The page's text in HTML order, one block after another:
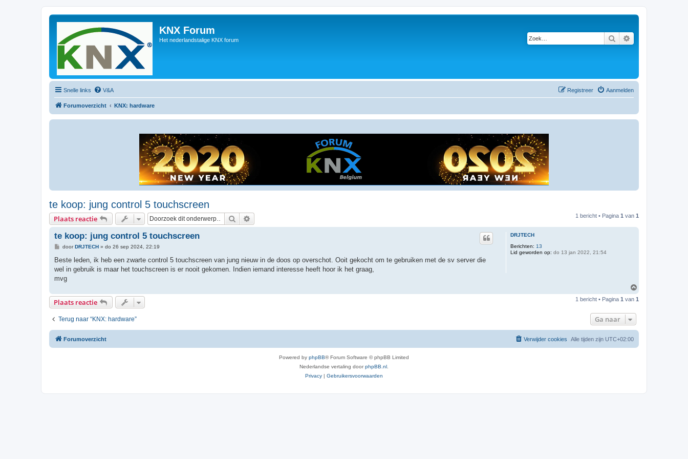
KNX Forum
Het nederlandstalige KNX forum Zoek
Snelle links V&A Aanmelden
Registreer
Forumoverzicht KNX: hardware
te koop: jung control 5 touchscreen
Plaats reactie Zoek 1 bericht • Pagina 1 van 1
DRJTECH
Berichten: 13
Lid geworden op: do 13 jan 2022, 21:54
te koop: jung control 5 touchscreen
B
r
c
h
doorDRJTECH» do 26 sep 2024, 22:19
Beste leden, ik heb een zwarte control 5 touchscreen van jung nieuw in de doos op overschot. Ooit gekocht om te gebruiken met de sv server die
wel in gebruik is maar het touchscreen is er nooit gekomen. Indien iemand interesse heeft hoor ik het graag,
mvg
h
Plaats reactie 1 bericht • Pagina 1 van 1
Terug naar “KNX: hardware” Ga naar
Forumoverzicht Alle tijden zijn UTC+02:00
Verwijder cookies
Powered by phpBB® Forum Software © phpBB Limited
Nederlandse vertaling doorphpBB.nl
Privacy | Gebruikersvoorwaarden